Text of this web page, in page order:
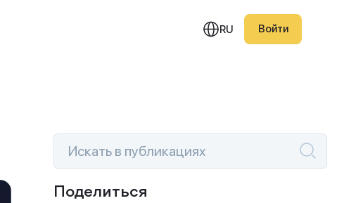
График намекает на конец
RU Войти
Поделиться